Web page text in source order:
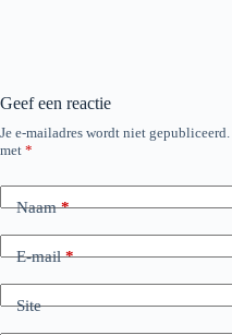
Geef een reactie
Je e-mailadres wordt niet gepubliceerd.
met *
Naam*
E-mail*
Site